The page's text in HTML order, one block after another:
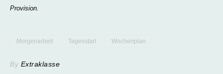
Provision.
Morgenarbeit Tagesstart Wochenplan
By Extraklasse